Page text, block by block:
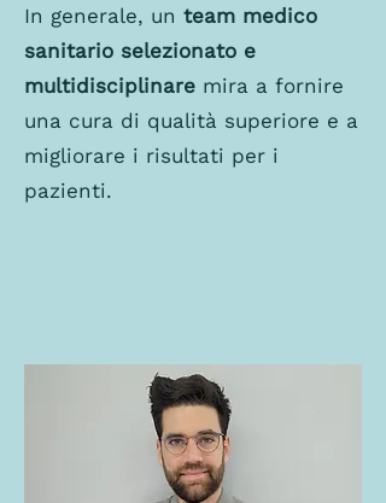
In generale, un team medico
sanitario selezionato e
multidisciplinare mira a fornire
una cura di qualità superiore e a
migliorare i risultati per i
pazienti.